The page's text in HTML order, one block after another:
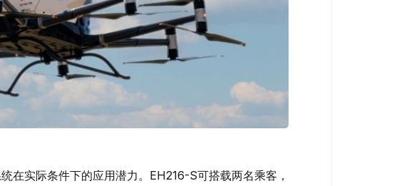
在实际条件下的应用潜力。EH216-S可搭载两名乘客，